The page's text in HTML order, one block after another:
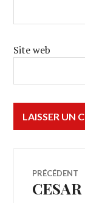
Site web
PRÉCÉDENT
Article
précédent :